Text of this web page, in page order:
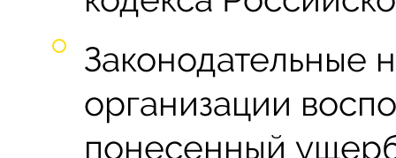
Законодательные
организации
понесенный